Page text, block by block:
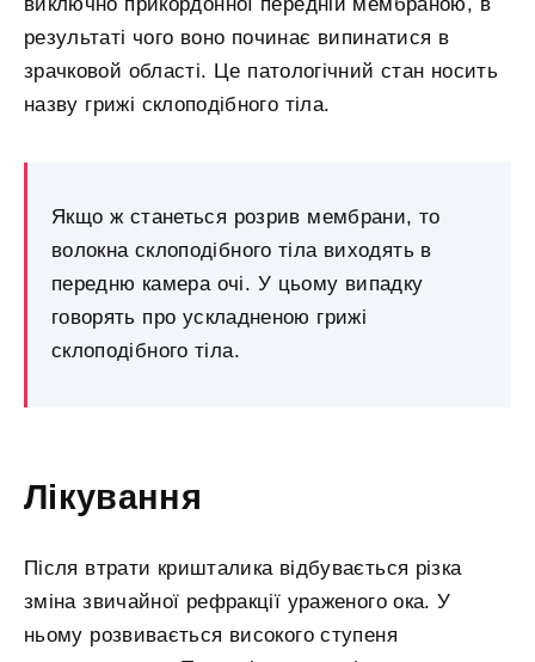
результаті чого воно починає випинатися в
зрачковой області. Це патологічний стан носить
назву грижі склоподібного тіла.
Якщо ж станеться розрив мембрани, то
волокна склоподібного тіла виходять в
передню камера очі. У цьому випадку
говорять про ускладненою грижі
склоподібного тіла.
Лікування
Після втрати кришталика відбувається різка
зміна звичайної рефракції ураженого ока. У
ньому розвивається високого ступеня